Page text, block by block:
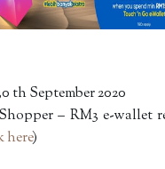
th September 2020
– RM3 e-wallet
here)